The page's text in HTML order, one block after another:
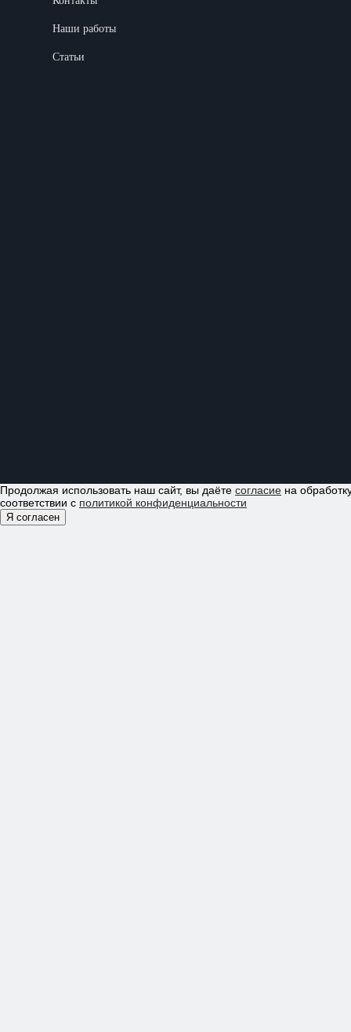
Наши работы
Статьи
Продолжая использовать наш сайт, вы даёте согласие на
соответствии с политикой конфиденциальности
Я согласен